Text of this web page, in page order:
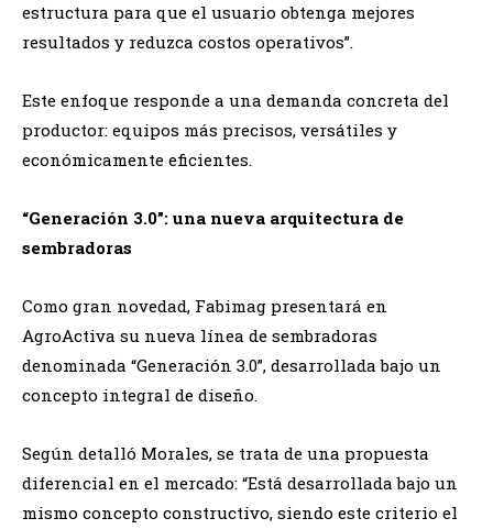
estructura para que el usuario obtenga mejores
resultados y reduzca costos operativos”.
Este enfoque responde a una demanda concreta del
productor: equipos más precisos, versátiles y
económicamente eficientes.
“Generación 3.0”: una nueva arquitectura de
sembradoras
Como gran novedad, Fabimag presentará en
AgroActiva su nueva línea de sembradoras
denominada “Generación 3.0”, desarrollada bajo un
concepto integral de diseño.
Según detalló Morales, se trata de una propuesta
diferencial en el mercado: “Está desarrollada bajo un
mismo concepto constructivo, siendo este criterio el